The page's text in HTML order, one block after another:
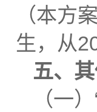
（本方
生，从
五、
（一